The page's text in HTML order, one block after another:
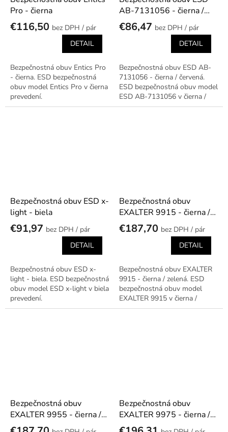
Pro - čierna
€116,50
/ pár
DETAIL
Bezpečnostná obuv Entics Pro
- čierna. ESD bezpečnostná
obuv model Entics Pro v čierna
prevedení.
AB-7131056 - čierna /
červená
€86,47
/ pár
DETAIL
Bezpečnostná obuv ESD AB-
7131056 - čierna / červená.
ESD bezpečnostná obuv model
ESD AB-7131056 v čierna /
červená prevedení.
Bezpečnostná obuv ESD x-
light - biela
€91,97
/ pár
DETAIL
Bezpečnostná obuv ESD x-
light - biela. ESD bezpečnostná
obuv model ESD x-light v biela
prevedení.
Bezpečnostná obuv
EXALTER 9915 - čierna /
zelená
€187,70
/ pár
DETAIL
Bezpečnostná obuv EXALTER
9915 - čierna / zelená. ESD
bezpečnostná obuv model
EXALTER 9915 v čierna /
zelená prevedení.
Bezpečnostná obuv
EXALTER 9955 - čierna /
červená
Bezpečnostná obuv
EXALTER 9975 - čierna /
červená